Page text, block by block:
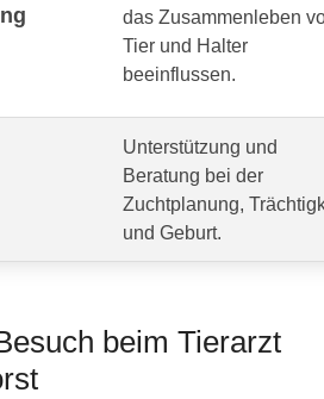
das Zusammenleben
Tier und Halter
beeinflussen.
Unterstützung und
Beratung bei der
Zuchtplanung,
und Geburt.
beim Tierarzt